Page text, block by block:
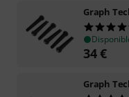
Graph
34€
Graph